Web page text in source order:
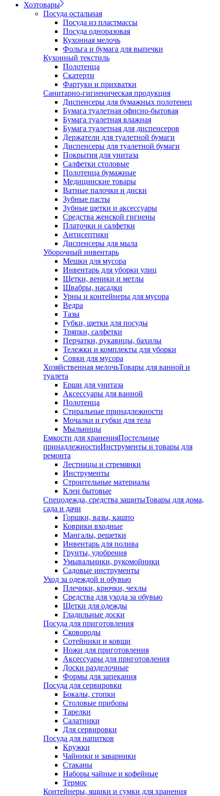
Хозтовары
Посуда остальная
Посуда из пластмассы
Посуда одноразовая
Кухонная мелочь
Фольга и бумага для выпечки
Кухонный текстиль
Полотенца
Скатерти
Фартуки и прихватки
Санитарно-гигиеническая продукция
Диспенсеры для бумажных полотенец
Бумага туалетная офисно-бытовая
Бумага туалетная влажная
Бумага туалетная для диспенсеров
Держатели для туалетной бумаги
Диспенсеры для туалетной бумаги
Покрытия для унитаза
Салфетки столовые
Полотенца бумажные
Медицинские товары
Ватные палочки и диски
Зубные пасты
Зубные щетки и аксессуары
Средства женской гигиены
Платочки и салфетки
Антисептики
Диспенсеры для мыла
Уборочный инвентарь
Мешки для мусора
Инвентарь для уборки улиц
Щетки, веники и метлы
Швабры, насадки
Урны и контейнеры для мусора
Ведра
Тазы
Губки, щетки для посуды
Тряпки, салфетки
Перчатки, рукавицы, бахилы
Тележки и комплекты для уборки
Совки для мусора
Хозяйственная мелочьТовары для ванной и
туалета
Ерши для унитаза
Аксессуары для ванной
Полотенца
Стиральные принадлежности
Мочалки и губки для тела
Мыльницы
Емкости для храненияПостельные
принадлежностиИнструменты и товары для
ремонта
Лестницы и стремянки
Инструменты
Строительные материалы
Клеи бытовые
Спецодежда, средства защитыТовары для дома,
сада и дачи
Горшки, вазы, кашпо
Коврики входные
Мангалы, решетки
Инвентарь для полива
Грунты, удобрения
Умывальники, рукомойники
Садовые инструменты
Уход за одеждой и обувью
Плечики, крючки, чехлы
Средства для ухода за обувью
Щетки для одежды
Гладильные доски
Посуда для приготовления
Сковороды
Сотейники и ковши
Ножи для приготовления
Аксессуары для приготовления
Доски разделочные
Формы для запекания
Посуда для сервировки
Бокалы, стопки
Столовые приборы
Тарелки
Салатники
Для сервировки
Посуда для напитков
Кружки
Чайники и заварники
Стаканы
Наборы чайные и кофейные
Термос
Контейнеры, ящики и сумки для хранения